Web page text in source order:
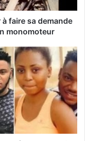
faire sa demande
monomoteur